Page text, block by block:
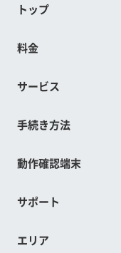
トップ
料金
サービス
手続き方法
動作確認端末
サポート
エリア